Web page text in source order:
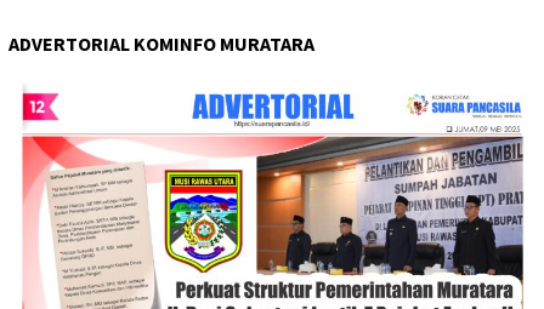
ADVERTORIAL KOMINFO MURATARA